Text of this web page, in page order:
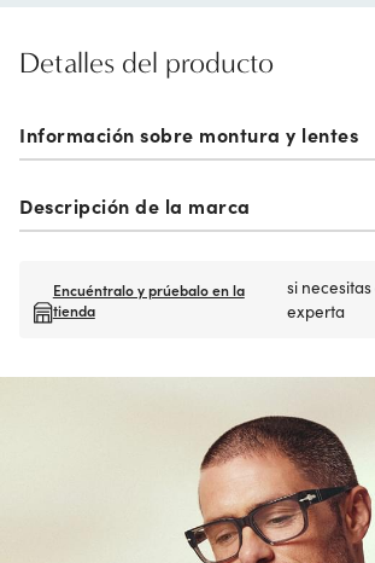
Detalles del producto
Información sobre montura y lentes
Descripción de la marca
Encuéntralo y prúebalo en la
tienda
si
experta